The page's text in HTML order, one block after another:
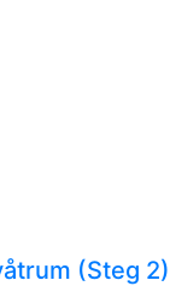
(Steg 2)